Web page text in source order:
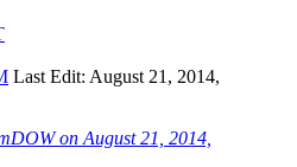
Last Edit: August 21, 2014,
on August 21, 2014,